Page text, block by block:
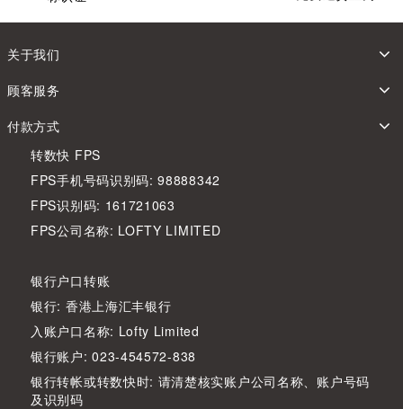
关于我们
顾客服务
付款方式
转数快 FPS
FPS手机号码识别码: 98888342
FPS识别码: 161721063
FPS公司名称: LOFTY LIMITED
银行户口转账
银行: 香港上海汇丰银行
入账户口名称: Lofty Limited
银行账户: 023-454572-838
银行转帐或转数快时: 请清楚核实账户公司名称、账户号码
及识别码